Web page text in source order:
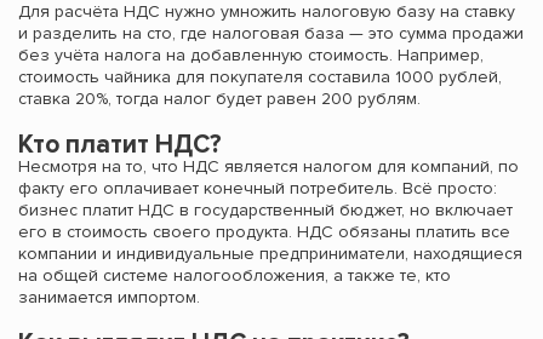
Для расчёта НДС нужно умножить налоговую базу на ставку
и разделить на сто, где налоговая база — это сумма продажи
без учёта налога на добавленную стоимость. Например,
стоимость чайника для покупателя составила 1000 рублей,
ставка 20%, тогда налог будет равен 200 рублям.
Кто платит НДС?
Несмотря на то, что НДС является налогом для компаний, по
факту его оплачивает конечный потребитель. Всё просто:
бизнес платит НДС в государственный бюджет, но включает
его в стоимость своего продукта. НДС обязаны платить все
компании и индивидуальные предприниматели, находящиеся
на общей системе налогообложения, а также те, кто
занимается импортом.